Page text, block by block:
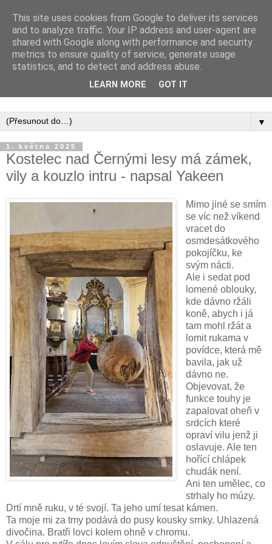
Inspirujte se tím, co píší posluchači kurzů a co se na nich
▼
1. května 2025
Kostelec nad Černými lesy má zámek,
vily a kouzlo intru - napsal Yakeen
Mimo jiné se smím
se víc než víkend
vracet do
osmdesátkového
pokojíčku, ke
svým nácti.
Ale i sedat pod
lomené oblouky,
kde dávno ržáli
koně, abych i já
tam mohl ržát a
lomit rukama v
povídce, která mě
bavila, jak už
dávno ne.
Objevovat, že
funkce touhy je
zapalovat oheň v
srdcích které
opraví vilu jenž ji
oslavuje. Ale ten
hořící chlápek
chudák není.
Ani ten umělec, co
strhaly ho múzy.
Drtí mně ruku, v té svojí. Ta jeho umí tesat kámen.
Ta moje mi za tmy podává do pusy kousky srnky. Uhlazená
divočina. Bratři lovci kolem ohně v chromu.
This site uses cookies from Google to deliver its services
and to analyze traffic. Your IP address and user-agent are
shared with Google along with performance and security
metrics to ensure quality of service, generate usage
statistics, and to detect and address abuse.
LEARN MORE GOT IT